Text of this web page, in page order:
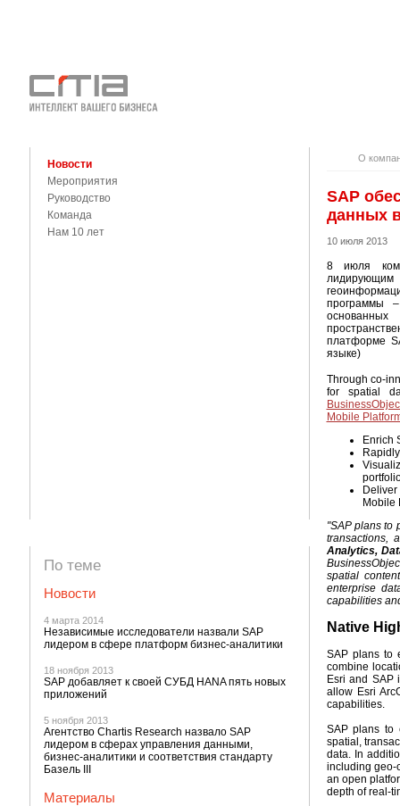
Новости
Мероприятия
Руководство
Команда
Нам 10 лет
По теме
Новости
4 марта 2014
Независимые исследователи назвали SAP
лидером в сфере платформ бизнес-аналитики
18 ноября 2013
SAP добавляет к своей СУБД HANA пять новых
приложений
5 ноября 2013
Агентство Chartis Research назвало SAP
лидером в сферах управления данными,
бизнес-аналитики и соответствия стандарту
Базель III
Материалы
О
SAP
данных
10 июля 2013
8 июля
программы
платформе
языке)
Through co-
for spatial
Mobile
Enrich
Mobile
"SAP plans to
transactions,
Analytics,
spatial
enterprise
capabilities
Native
SAP plans to
combine
Esri and SAP
allow Esri
capabilities.
SAP plans to
spatial,
data. In
including geo-
an open
depth of real-